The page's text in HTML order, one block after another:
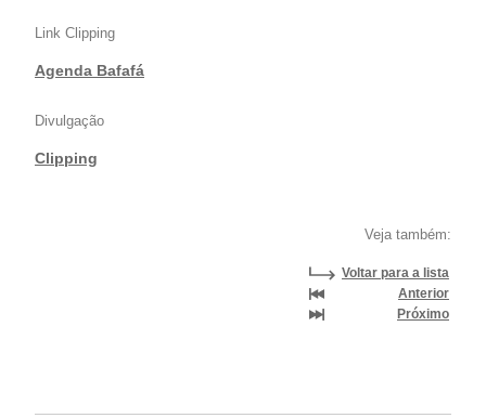
Link Clipping
Agenda Bafafá
Divulgação
Clipping
Veja também:
Voltar para a lista
Anterior
Próximo